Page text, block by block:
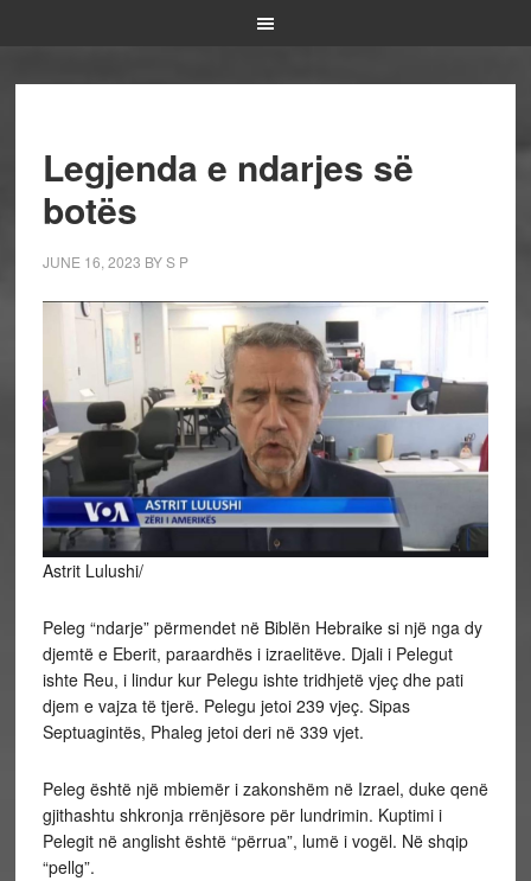
Legjenda e ndarjes së
botës
JUNE 16, 2023 BYS P
Astrit Lulushi/
Peleg “ndarje” përmendet në Biblën Hebraike si një nga dy
djemtë e Eberit, paraardhës i izraelitëve. Djali i Pelegut
ishte Reu, i lindur kur Pelegu ishte tridhjetë vjeç dhe pati
djem e vajza të tjerë. Pelegu jetoi 239 vjeç. Sipas
Septuagintës, Phaleg jetoi deri në 339 vjet.
Peleg është një mbiemër i zakonshëm në Izrael, duke qenë
gjithashtu shkronja rrënjësore për lundrimin. Kuptimi i
Pelegit në anglisht është “përrua”, lumë i vogël. Në shqip
“pellg”.